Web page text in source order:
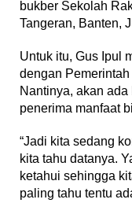
bukber Sekolah
Tangeran, Banten,
Untuk itu, Gus Ipul
dengan
Nantinya, akan
penerima manfaat
“Jadi kita sedang
kita tahu datanya.
ketahui sehingga
paling tahu tentu